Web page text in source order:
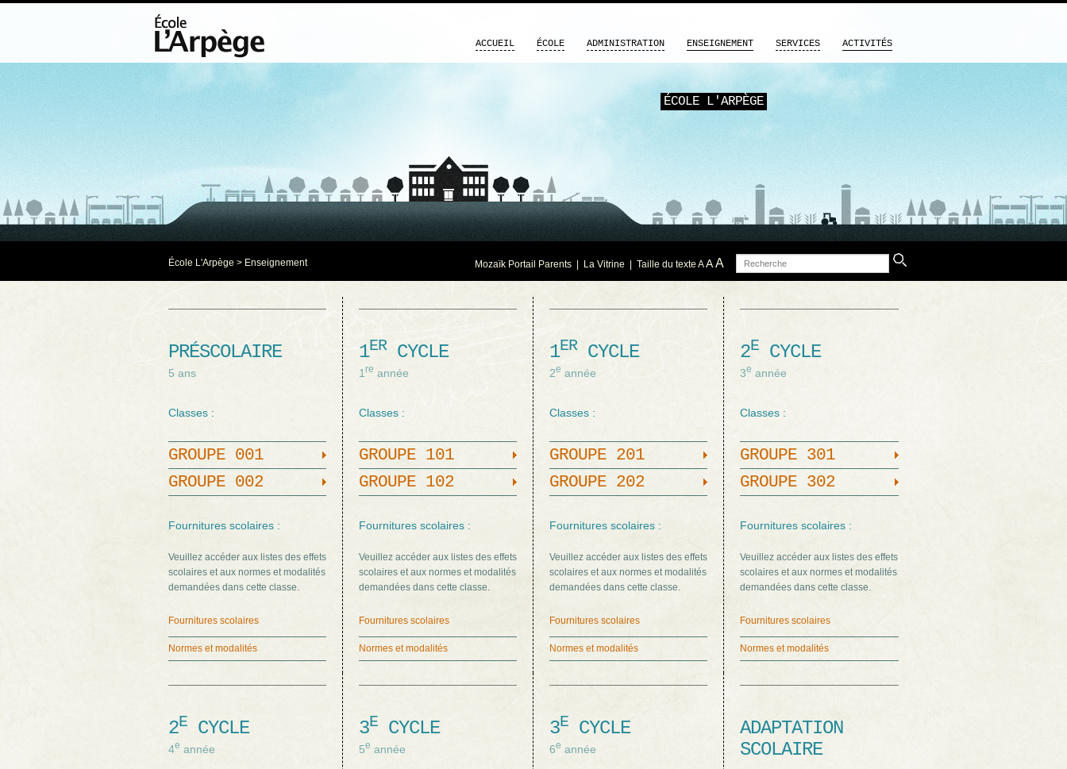
ÉCOLE L'ARPÈGE
ACCUEIL ÉCOLE ADMINISTRATION ENSEIGNEMENT SERVICES ACTIVITÉS
École L'Arpège > Enseignement Mozaïk Portail Parents La Vitrine | Taille du texte A AA Recherche
PRÉSCOLAIRE
5 ans
Classes :
GROUPE 001
GROUPE 002
Fournitures scolaires :
Veuillez accéder aux listes des effets
scolaires et aux normes et modalités
demandées dans cette classe.
Fournitures scolaires
Normes et modalités
1ERCYCLE
1 re année
Classes :
GROUPE 101
GROUPE 102
Fournitures scolaires :
Veuillez accéder aux listes des effets
scolaires et aux normes et modalités
demandées dans cette classe.
Fournitures scolaires
Normes et modalités
1ERCYCLE
2e année
Classes :
GROUPE 201
GROUPE 202
Fournitures scolaires :
Veuillez accéder aux listes des effets
scolaires et aux normes et modalités
demandées dans cette classe.
Fournitures scolaires
Normes et modalités
2E CYCLE
3e année
Classes :
GROUPE 301
GROUPE 302
Fournitures scolaires :
Veuillez accéder aux listes des effets
scolaires et aux normes et modalités
demandées dans cette classe.
Fournitures scolaires
Normes et modalités
2E CYCLE
4e année
3E CYCLE
5e année
3E CYCLE
6e année
ADAPTATION
SCOLAIRE